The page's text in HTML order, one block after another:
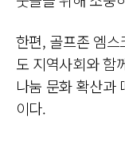
한편, 골프존 엠
도 지역사회와 함
나눔 문화 확산과
이다.